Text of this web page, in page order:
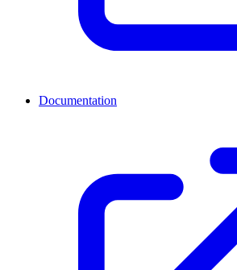
Documentation